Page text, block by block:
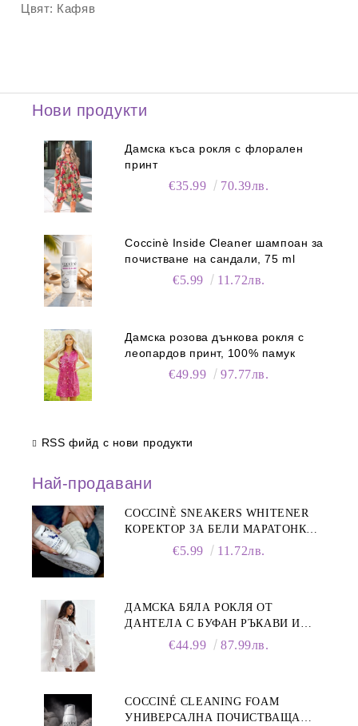
Цвят: Кафяв
Нови продукти
Дамска къса рокля с флорален
принт
€35.99 70.39лв.
Coccinè Inside Cleaner шампоан за
почистване на сандали, 75 ml
€5.99 11.72лв.
Дамска розова дънкова рокля с
леопардов принт, 100% памук
€49.99 97.77лв.
RSS фийд с нови продукти
Най-продавани
COCCINÈ SNEAKERS WHITENER
КОРЕКТОР ЗА БЕЛИ МАРАТОНКИ,
€5.99 11.72лв.
ДАМСКА БЯЛА РОКЛЯ ОТ
ДАНТЕЛА С БУФАН РЪКАВИ И
€44.99 87.99лв.
COCCINÉ CLEANING FOAM
УНИВЕРСАЛНА ПОЧИСТВАЩА